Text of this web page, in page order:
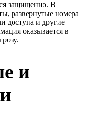
защищенно. В
развернутые номера
доступа и другие
оказывается в
и